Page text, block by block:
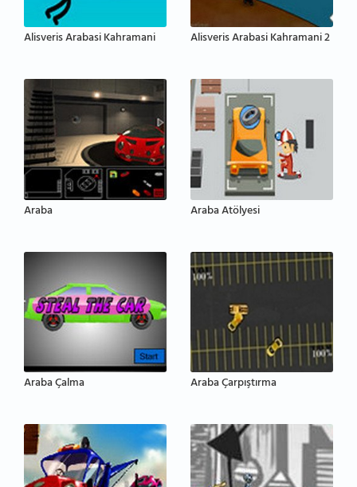
Alisveris Arabasi Kahramani Alisveris Arabasi Kahramani 2
Araba Araba Atölyesi
Araba Çalma Araba Çarpıştırma